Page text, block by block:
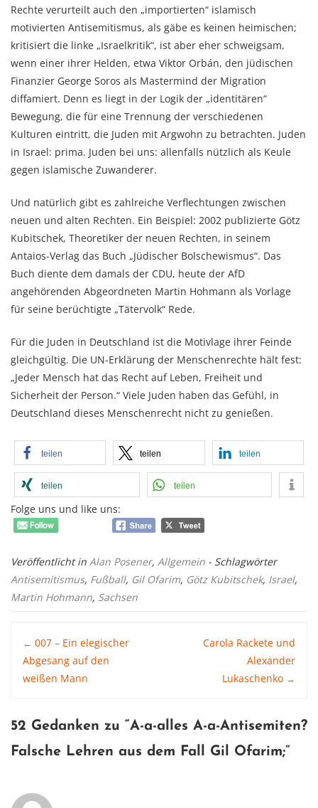
Rechte verurteilt auch den „importierten“ islamisch
motivierten Antisemitismus, als gäbe es keinen heimischen;
kritisiert die linke „Israelkritik“, ist aber eher schweigsam,
wenn einer ihrer Helden, etwa Viktor Orbán, den jüdischen
Finanzier George Soros als Mastermind der Migration
diffamiert. Denn es liegt in der Logik der „identitären“
Bewegung, die für eine Trennung der verschiedenen
Kulturen eintritt, die Juden mit Argwohn zu betrachten. Juden
in Israel: prima. Juden bei uns: allenfalls nützlich als Keule
gegen islamische Zuwanderer.
Und natürlich gibt es zahlreiche Verflechtungen zwischen
neuen und alten Rechten. Ein Beispiel: 2002 publizierte Götz
Kubitschek, Theoretiker der neuen Rechten, in seinem
Antaios-Verlag das Buch „Jüdischer Bolschewismus“. Das
Buch diente dem damals der CDU, heute der AfD
angehörenden Abgeordneten Martin Hohmann als Vorlage
für seine berüchtigte „Tätervolk“ Rede.
Für die Juden in Deutschland ist die Motivlage ihrer Feinde
gleichgültig. Die UN-Erklärung der Menschenrechte hält fest:
„Jeder Mensch hat das Recht auf Leben, Freiheit und
Sicherheit der Person.“ Viele Juden haben das Gefühl, in
Deutschland dieses Menschenrecht nicht zu genießen.
teilen teilen teilen
teilen teilen
Folge uns und like uns:
Veröffentlicht in Alan Posener, Allgemein - Schlagwörter
Antisemitismus, Fußball, Gil Ofarim, Götz Kubitschek, Israel,
Martin Hohmann, Sachsen
Post
navigation
← 007 – Ein elegischer
Abgesang auf den
weißen Mann
Carola Rackete und
Alexander
Lukaschenko →
52 Gedanken zu “A-a-alles A-a-Antisemiten?
Falsche Lehren aus dem Fall Gil Ofarim;”